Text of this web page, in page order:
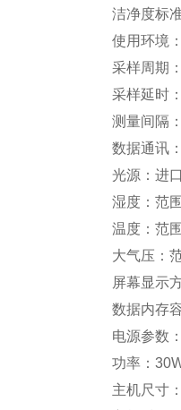
洁净度标
使用环境
采样周期
采样延时
测量间隔
数据通讯
光源：进
湿度：范
温度：范
大气压：
屏幕显示
数据内存
电源参数
功率：
主机尺寸